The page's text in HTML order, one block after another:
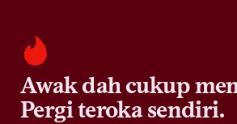
Awak dah cukup
Pergi teroka sendiri.